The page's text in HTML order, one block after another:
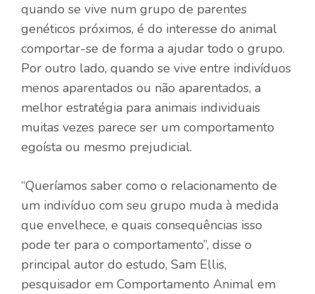
quando se vive num grupo de parentes
genéticos próximos, é do interesse do animal
comportar-se de forma a ajudar todo o grupo.
Por outro lado, quando se vive entre indivíduos
menos aparentados ou não aparentados, a
melhor estratégia para animais individuais
muitas vezes parece ser um comportamento
egoísta ou mesmo prejudicial.
“Queríamos saber como o relacionamento de
um indivíduo com seu grupo muda à medida
que envelhece, e quais consequências isso
pode ter para o comportamento”, disse o
principal autor do estudo, Sam Ellis,
pesquisador em Comportamento Animal em